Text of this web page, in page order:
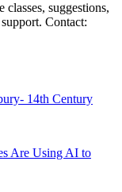
suggestions,
Contact:
14th Century
Are Using AI to